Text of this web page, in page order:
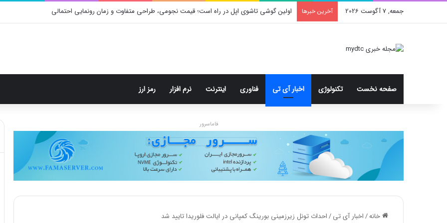
جمعه, 7 آگوست 2026 آخرین خبرها محدودیت جدید اینستاگرام: هر پست فقط پنج هشتگ
صفحه نخست تکنولوژی اخبار آی تی فناوری اینترنت نرم افزار رمز ارز
فاماسرور
خانه/اخبار آی تی/احداث تونل زیرزمینی بورینگ کمپانی در ایالت فلوریدا تایید شد